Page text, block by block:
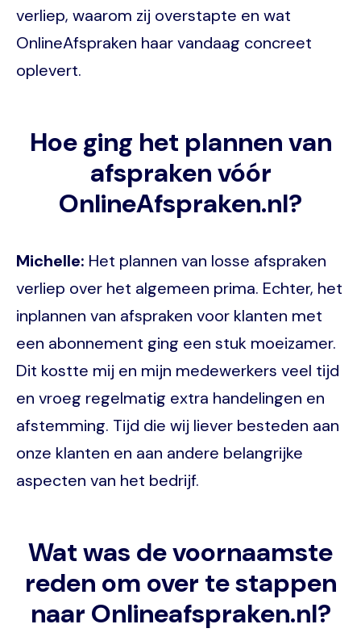
verliep, waarom zij overstapte en wat
OnlineAfspraken haar vandaag concreet
oplevert.
Hoe ging het plannen van
afspraken vóór
OnlineAfspraken.nl?
Michelle: Het plannen van losse afspraken
verliep over het algemeen prima. Echter, het
inplannen van afspraken voor klanten met
een abonnement ging een stuk moeizamer.
Dit kostte mij en mijn medewerkers veel tijd
en vroeg regelmatig extra handelingen en
afstemming. Tijd die wij liever besteden aan
onze klanten en aan andere belangrijke
aspecten van het bedrijf.
Wat was de voornaamste
reden om over te stappen
naar Onlineafspraken.nl?